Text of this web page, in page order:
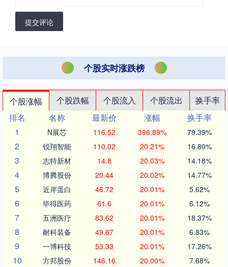
提交评论
个股实时涨跌榜
个股涨幅 个股跌幅 个股流入 个股流出
换手率
排名
名称 最新价 涨幅
换手率
1
N展芯 116.52 396.89% 79.39%
2 锐翔智能 110.02 20.21% 16.80%
3 志特新材 14.8 20.03% 14.18%
4 博腾股份 20.44 20.02% 14.77%
5 近岸蛋白 46.72 20.01% 5.62%
6 毕得医药 61.6 20.01% 6.12%
7 五洲医疗 83.62 20.01% 18.37%
8 耐科装备 49.67 20.01% 6.83%
9 一博科技 53.33 20.01% 17.26%
10 方邦股份 146.16 20.00% 7.68%